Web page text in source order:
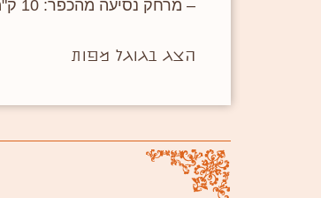
– מרחק נסיעה מהכפר: 10 ק"מ (14 דקות)
הצג בגוגל מפות